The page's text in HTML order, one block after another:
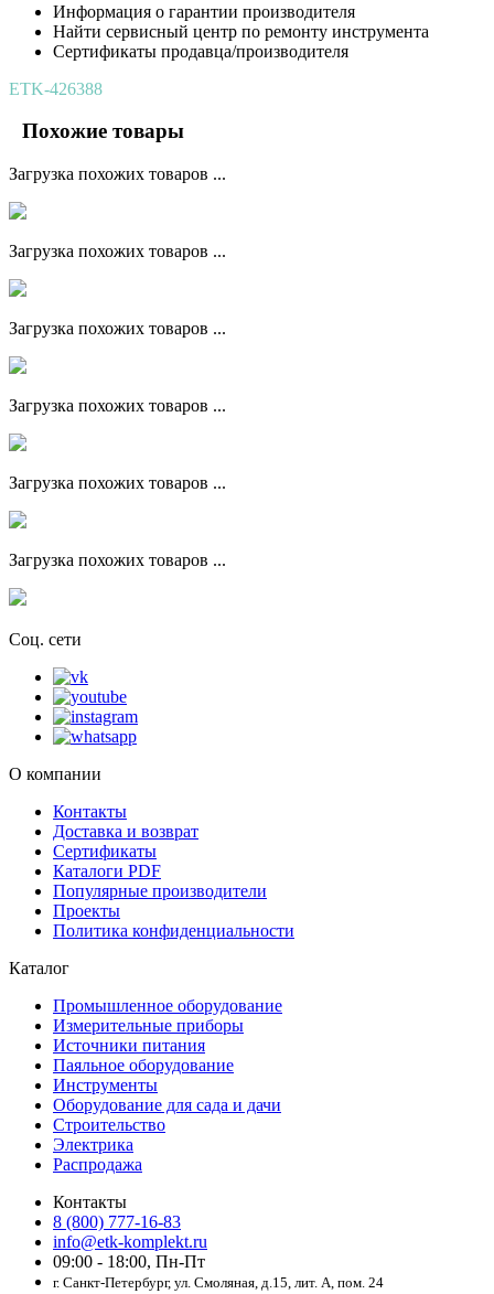
Информация о гарантии производителя
Найти сервисный центр по ремонту инструмента
Сертификаты продавца/производителя
ETK-426388
Похожие товары
Загрузка похожих товаров ...
Загрузка похожих товаров ...
Загрузка похожих товаров ...
Загрузка похожих товаров ...
Загрузка похожих товаров ...
Загрузка похожих товаров ...
Соц. сети
О компании
Контакты
Доставка и возврат
Сертификаты
Каталоги PDF
Популярные производители
Проекты
Политика конфиденциальности
Каталог
Промышленное оборудование
Измерительные приборы
Источники питания
Паяльное оборудование
Инструменты
Оборудование для сада и дачи
Строительство
Электрика
Распродажа
Контакты
8 (800) 777-16-83
info@etk-komplekt.ru
09:00 - 18:00, Пн-Пт
г. Санкт-Петербург, ул. Смоляная, д.15, лит. А, пом. 24